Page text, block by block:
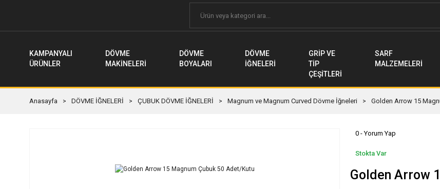
KAMPANYALI
ÜRÜNLER
DÖVME
MAKİNELERİ
DÖVME
BOYALARI
DÖVME
İĞNELERİ
GRİP VE
TİP
ÇEŞİTLERİ
SARF
MALZEMELERİ
Anasayfa DÖVME İĞNELERİ ÇUBUK DÖVME İĞNELERİ Magnum ve Magnum Curved Dövme İğneleri Golden Arrow 15
0 - Yorum Yap
Stokta Var
Golden Arrow